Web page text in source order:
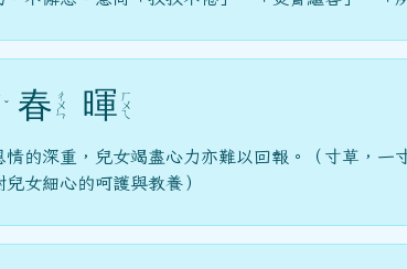
ˇ 春 ㄔ
ㄨ
ㄣ 暉 ㄏ
ㄨ
ㄟ
情的深重，兒女竭盡心力亦難以回報。（寸草，一
女細心的呵護與教養）